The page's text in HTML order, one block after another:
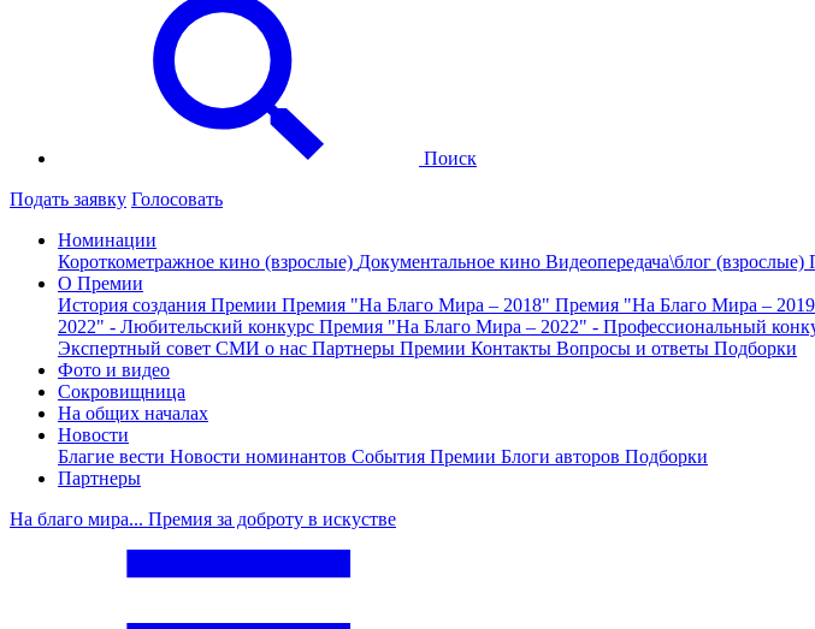
Поиск
Подать заявку Голосовать
Номинации
Короткометражное кино (взрослые) Документальное кино Видеопередача\блог (взрослые)
О Премии
История создания Премии Премия "На Благо Мира – 2018" Премия "На Благо Мира –
2022" - Любительский конкурс Премия "На Благо Мира – 2022" - Профессиональный
Экспертный совет СМИ о нас Партнеры Премии Контакты Вопросы и ответы Подборки
Фото и видео
Сокровищница
На общих началах
Новости
Благие вести Новости номинантов События Премии Блоги авторов Подборки
Партнеры
На благо мира... Премия за доброту в искустве